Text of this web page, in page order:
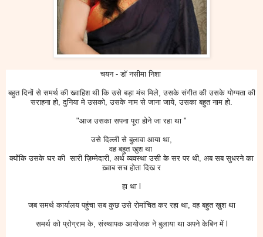
चयन - डॉ नसीमा निशा
बहुत दिनों से समर्थ की ख्वाहिश थी कि उसे बड़ा मंच मिले, उसके संगीत की उसके योग्यता की
सराहना हो, दुनिया मे उसको, उसके नाम से जाना जाये, उसका बहुत नाम हो.
"आज उसका सपना पूरा होने जा रहा था "
उसे दिल्ली से बुलावा आया था,
वह बहुत खुश था
क्योंकि उसके घर की सारी ज़िम्मेदारी, अर्थ व्यवस्था उसी के सर पर थी, अब सब सुधरने का
ख़्वाब सच होता दिख र
हा था l
जब समर्थ कार्यालय पहुंचा सब कुछ उसे रोमांचित कर रहा था, वह बहुत ख़ुश था
समर्थ को प्रोग्राम के, संस्थापक आयोजक ने बुलाया था अपने केबिन में l